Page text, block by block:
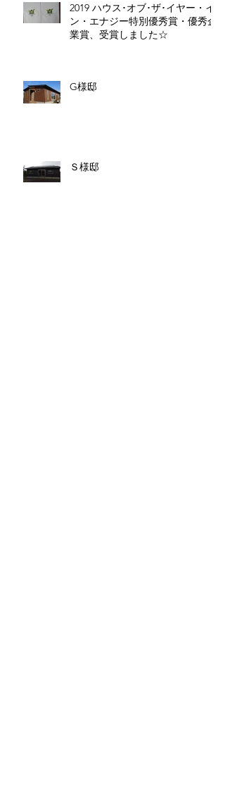
2019 ハウス･オブ･ザ･イヤー・イ
ン・エナジー特別優秀賞・優秀企
業賞、受賞しました☆
G様邸
Ｓ様邸